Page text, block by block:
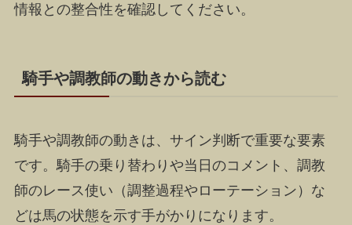
情報との整合性を確認してください。
騎手や調教師の動きから読む
騎手や調教師の動きは、サイン判断で重要な要素
です。騎手の乗り替わりや当日のコメント、調教
師のレース使い（調整過程やローテーション）な
どは馬の状態を示す手がかりになります。